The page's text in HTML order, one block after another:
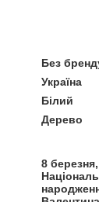
Без
Україна
Білий
Дерево
8